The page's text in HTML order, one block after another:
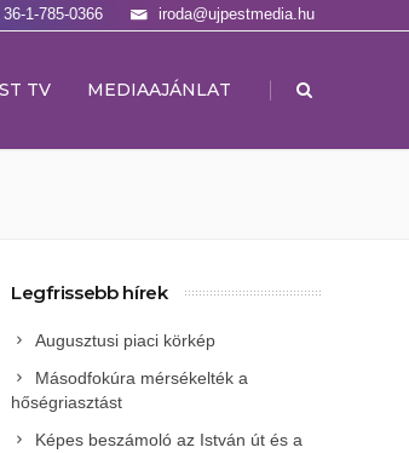
iroda@ujpestmedia.hu
36-1-785-0366
TV MEDIAAJÁNLAT |
Legfrissebb hírek
Augusztusi piaci körkép
Másodfokúra mérsékelték a
hőségriasztást
Képes beszámoló az István út és a